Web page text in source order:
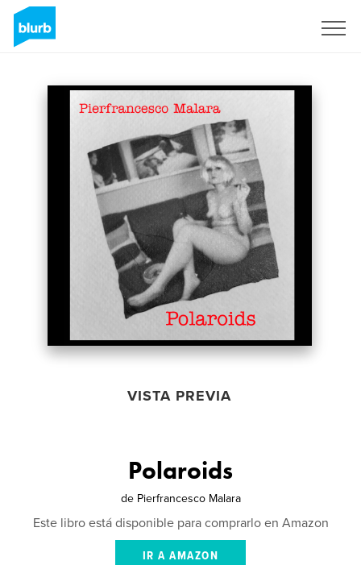
VISTA PREVIA
Polaroids
de Pierfrancesco Malara
Este libro está disponible para comprarlo en Amazon
IR A AMAZON